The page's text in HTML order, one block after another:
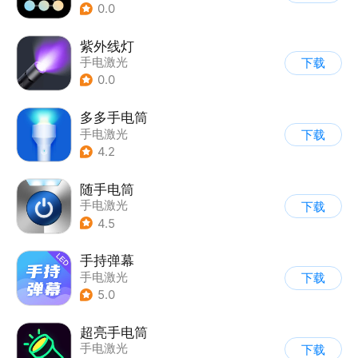
0.0
紫外线灯
手电激光
0.0
下载
多多手电筒
手电激光
4.2
下载
随手电筒
手电激光
4.5
下载
手持弹幕
手电激光
5.0
下载
超亮手电筒
手电激光
下载